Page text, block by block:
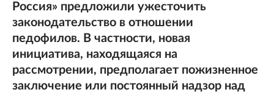
Россия» предложили ужесточить
законодательство в отношении
педофилов. В частности, новая
инициатива, находящаяся на
рассмотрении, предполагает пожизненное
заключение или постоянный надзор над